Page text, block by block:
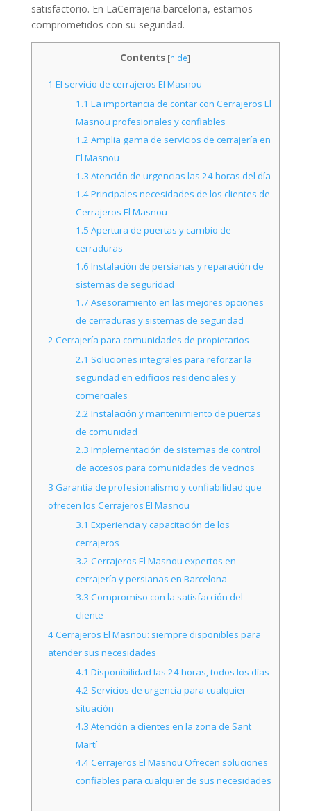
satisfactorio. En LaCerrajeria.barcelona, estamos
comprometidos con su seguridad.
Contents [hide]
1 El servicio de cerrajeros El Masnou
1.1 La importancia de contar con Cerrajeros El
Masnou profesionales y confiables
1.2 Amplia gama de servicios de cerrajería en
El Masnou
1.3 Atención de urgencias las 24 horas del día
1.4Principales necesidades de los clientes de
Cerrajeros El Masnou
1.5 Apertura de puertas y cambio de
cerraduras
1.6 Instalación de persianas y reparación de
sistemas de seguridad
1.7 Asesoramiento en las mejores opciones
de cerraduras y sistemas de seguridad
2 Cerrajería para comunidades de propietarios
2.1 Soluciones integrales para reforzar la
seguridad en edificios residenciales y
comerciales
2.2 Instalación y mantenimiento de puertas
de comunidad
2.3 Implementación de sistemas de control
de accesos para comunidades de vecinos
3 Garantía de profesionalismo y confiabilidad que
ofrecen los Cerrajeros El Masnou
3.1 Experiencia y capacitación de los
cerrajeros
3.2 Cerrajeros El Masnou expertos en
cerrajería y persianas en Barcelona
3.3 Compromiso con la satisfacción del
cliente
4Cerrajeros El Masnou: siempre disponibles para
atender sus necesidades
4.1 Disponibilidad las 24 horas, todos los días
4.2 Servicios de urgencia para cualquier
situación
4.3 Atención a clientes en la zona de Sant
Martí
4.4Cerrajeros El Masnou Ofrecen soluciones
confiables para cualquier de sus necesidades